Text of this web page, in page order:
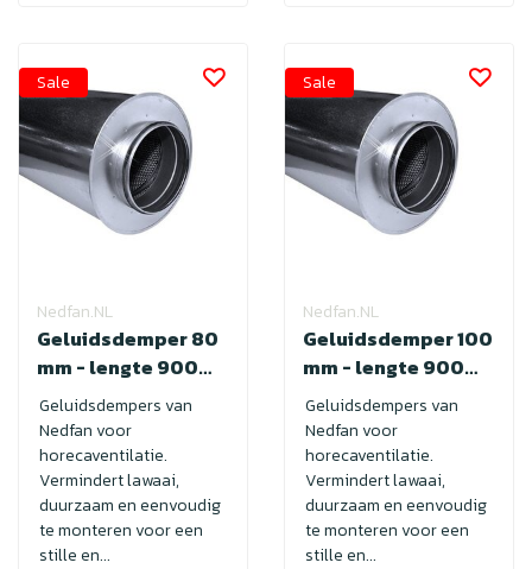
Nedfan.NL
Geluidsdemper 80
mm - lengte 900
met SAFE
Geluidsdempers van
Nedfan voor
horecaventilatie.
Vermindert lawaai,
duurzaam en eenvoudig
te monteren voor een
stille en...
Sale
Nedfan.NL
Geluidsdemper 100
mm - lengte 900
met SAFE
Geluidsdempers van
Nedfan voor
horecaventilatie.
Vermindert lawaai,
duurzaam en eenvoudig
te monteren voor een
stille en...
Sale